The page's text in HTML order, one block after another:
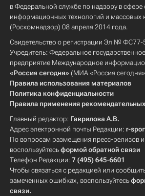
в Федеральной службе по надзору в сфере
информационных технологий и массовых
(Роскомнадзор) 08 апреля 2014 года.
Свидетельство о регистрации Эл № ФС77-
Учредитель: Федеральное
предприятие Международное
«Россия сегодня» (МИА «Россия
Правила использования материалов
Политика конфиденциальности
Правила применения
Главный редактор: Гаврилова А.В.
Адрес электронной почты Редакции: r-
По вопросам размещения пресс-релизов
воспользуйтесьформой обратной связи
Телефон Редакции: 7 (495) 645-6601
Чтобы связаться с редакцией или
замеченных ошибках, воспользуйтесь
связи.